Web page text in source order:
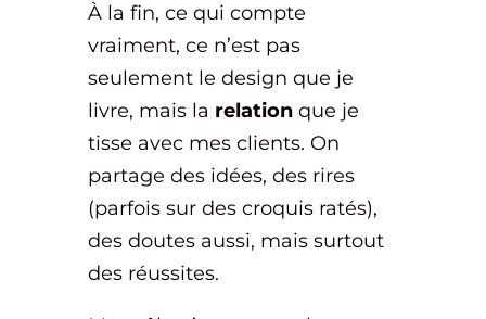
À la fin, ce qui compte
vraiment, ce n’est pas
seulement le design que je
livre, mais la relationque je
tisse avec mes clients. On
partage des idées, des rires
(parfois sur des croquis ratés),
des doutes aussi, mais surtout
des réussites.